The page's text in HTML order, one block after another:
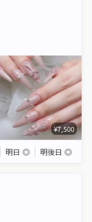
¥7,500
明日 ◎ 明後日 ◎